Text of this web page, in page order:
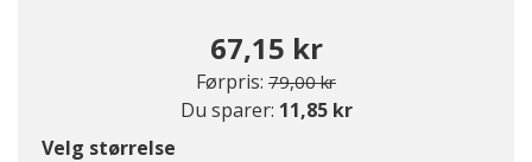
67,15 kr
Førpris: Pris redusert fra
79,00 krtil
Du sparer: 11,85 kr
Velg størrelse